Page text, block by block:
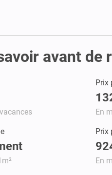
avant de
Prix
En
Prix
En